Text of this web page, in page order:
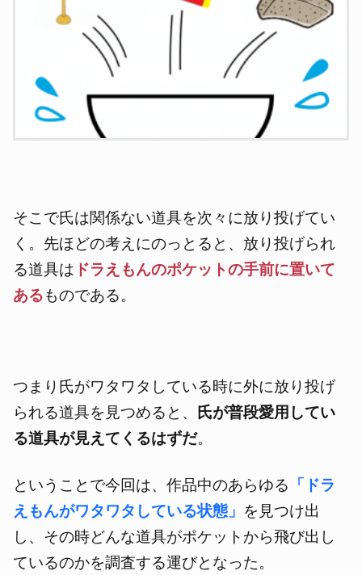
そこで氏は関係ない道具を次々に放り投げてい
く。 先ほどの考えにのっとると、放り投げられ
る道具は ドラえもんのポケットの手前に置いて
あるものである。
つまり氏がワタワタしている時に外に放り投げ
られる道具を見つめると、
氏が普段愛用してい
る道具が見えてくるはずだ。
ということで今回は、作品中のあらゆる
「ドラ
えもんがワタワタしている状態」 を見つけ出
し、その時どんな道具がポケットから飛び出し
ているのかを調査する運びとなった。